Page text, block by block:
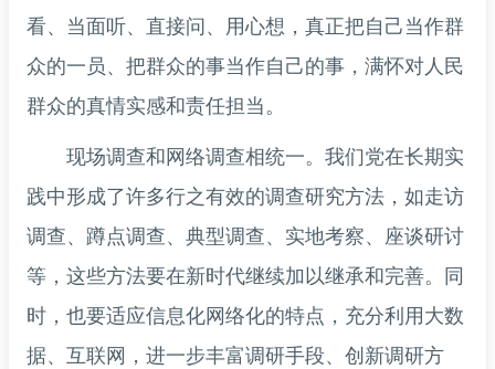
看、当面听、直接问、用心想，真正把自己当作群
众的一员、把群众的事当作自己的事，满怀对人民
群众的真情实感和责任担当。
现场调查和网络调查相统一。我们党在长期实
践中形成了许多行之有效的调查研究方法，如走访
调查、蹲点调查、典型调查、实地考察、座谈研讨
等，这些方法要在新时代继续加以继承和完善。同
时，也要适应信息化网络化的特点，充分利用大数
据、互联网，进一步丰富调研手段、创新调研方